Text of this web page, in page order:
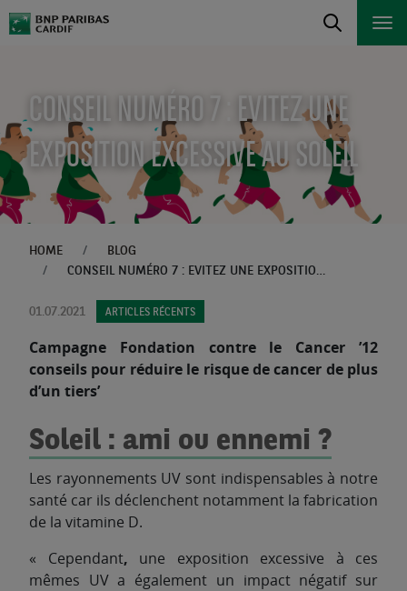
CONSEIL NUMÉRO 7 : EVITEZ UNE
EXPOSITION EXCESSIVE AU SOLEIL
HOME
BLOG
CONSEIL NUMÉRO 7 : EVITEZ UNE EXPOSITION EXCESSIVE AU SOLEIL
01.07.2021 ARTICLES RÉCENTS
Campagne Fondation contre le Cancer ’12
conseils pour réduire le risque de cancer de plus
d’un tiers’
Soleil : ami ou ennemi ?
Les rayonnements UV sont indispensables à notre
santé car ils déclenchent notamment la fabrication
de la vitamine D.
« Cependant, une exposition excessive à ces
mêmes UV a également un impact négatif sur